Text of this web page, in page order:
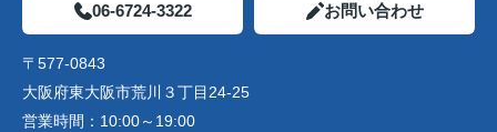
06-6724-3322 お問い合わせ
〒577-0843
大阪府東大阪市荒川３丁目24-25
営業時間： 10:00～19:00